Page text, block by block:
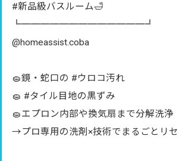
#新品級バスルーム🛁
╚═════════════╝
@homeassist.coba
🧽鏡・蛇口の #ウロコ汚れ
🧽 #タイル目地の黒ずみ
🧽エプロン内部や換気扇まで分解洗浄
→プロ専用の洗剤×技術でまるごとリセ